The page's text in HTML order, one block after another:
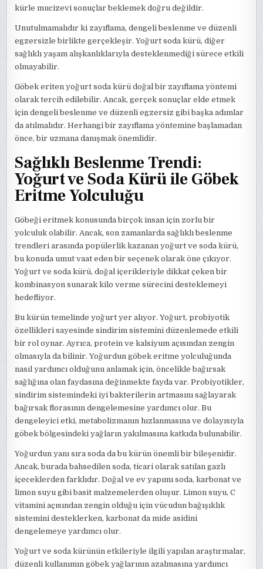
kürle mucizevi sonuçlar beklemek doğru değildir.
Unutulmamalıdır ki zayıflama, dengeli beslenme ve düzenli
egzersizle birlikte gerçekleşir. Yoğurt soda kürü, diğer
sağlıklı yaşam alışkanlıklarıyla desteklenmediği sürece etkili
olmayabilir.
Göbek eriten yoğurt soda kürü doğal bir zayıflama yöntemi
olarak tercih edilebilir. Ancak, gerçek sonuçlar elde etmek
için dengeli beslenme ve düzenli egzersiz gibi başka adımlar
da atılmalıdır. Herhangi bir zayıflama yöntemine başlamadan
önce, bir uzmana danışmak önemlidir.
Sağlıklı Beslenme Trendi:
Yoğurt ve Soda Kürü ile Göbek
Eritme Yolculuğu
Göbeği eritmek konusunda birçok insan için zorlu bir
yolculuk olabilir. Ancak, son zamanlarda sağlıklı beslenme
trendleri arasında popülerlik kazanan yoğurt ve soda kürü,
bu konuda umut vaat eden bir seçenek olarak öne çıkıyor.
Yoğurt ve soda kürü, doğal içerikleriyle dikkat çeken bir
kombinasyon sunarak kilo verme sürecini desteklemeyi
hedefliyor.
Bu kürün temelinde yoğurt yer alıyor. Yoğurt, probiyotik
özellikleri sayesinde sindirim sistemini düzenlemede etkili
bir rol oynar. Ayrıca, protein ve kalsiyum açısından zengin
olmasıyla da bilinir. Yoğurdun göbek eritme yolculuğunda
nasıl yardımcı olduğunu anlamak için, öncelikle bağırsak
sağlığına olan faydasına değinmekte fayda var. Probiyotikler,
sindirim sistemindeki iyi bakterilerin artmasını sağlayarak
bağırsak florasının dengelemesine yardımcı olur. Bu
dengeleyici etki, metabolizmanın hızlanmasına ve dolayısıyla
göbek bölgesindeki yağların yakılmasına katkıda bulunabilir.
Yoğurdun yanı sıra soda da bu kürün önemli bir bileşenidir.
Ancak, burada bahsedilen soda, ticari olarak satılan gazlı
içeceklerden farklıdır. Doğal ve ev yapımı soda, karbonat ve
limon suyu gibi basit malzemelerden oluşur. Limon suyu, C
vitamini açısından zengin olduğu için vücudun bağışıklık
sistemini desteklerken, karbonat da mide asidini
dengelemeye yardımcı olur.
Yoğurt ve soda kürünün etkileriyle ilgili yapılan araştırmalar,
düzenli kullanımın göbek yağlarının azalmasına yardımcı